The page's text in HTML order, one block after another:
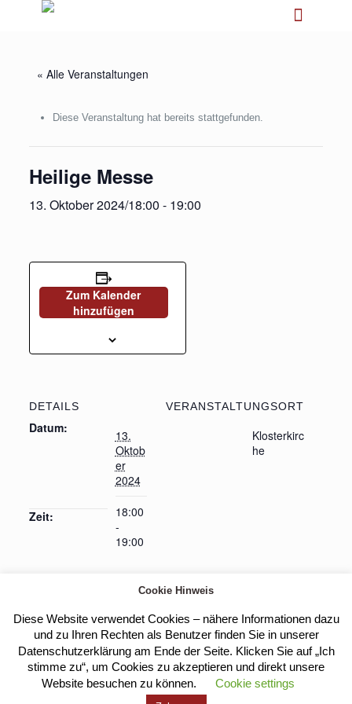
« Alle Veranstaltungen
Diese Veranstaltung hat bereits stattgefunden.
Heilige Messe
13. Oktober 2024/18:00 - 19:00
Zum Kalender
hinzufügen
DETAILS
Datum:
13.
Oktob
er
2024
Zeit:
18:00
-
19:00
VERANSTALTUNGSORT
Klosterkirc
he
Treffen der Spanischsprachigen
Gemeinde
Heilige Messe
Kloster Heilig Kreuz |Impressum
Cookie Hinweis
Diese Website verwendet Cookies – nähere Informationen dazu
und zu Ihren Rechten als Benutzer finden Sie in unserer
Datenschutzerklärung am Ende der Seite. Klicken Sie auf „Ich
stimme zu“, um Cookies zu akzeptieren und direkt unsere
Website besuchen zu können.
Cookie settings